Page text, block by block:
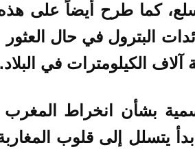
كما طرح أيضاً على
البترول في حال العثور
الكيلومترات في البلاد.
بشأن انخراط
بدأ يتسلل إلى قلوب